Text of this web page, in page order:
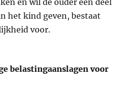
en wil de ouder een deel
het kind geven, bestaat
voor.
belastingaanslagen voor